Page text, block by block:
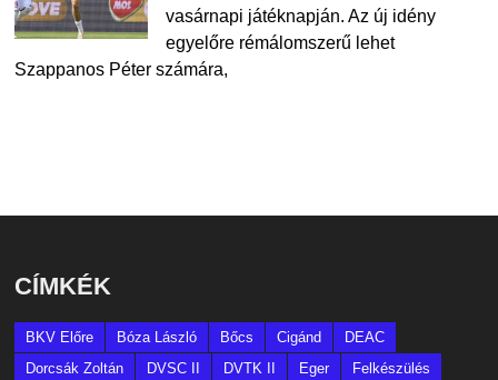
vasárnapi játéknapján. Az új idény
egyelőre rémálomszerű lehet
Szappanos Péter számára,
CÍMKÉK
BKV Előre Bóza László Bőcs Cigánd
DEAC
Dorcsák Zoltán
DVSC II DVTK II Eger
Felkészülés